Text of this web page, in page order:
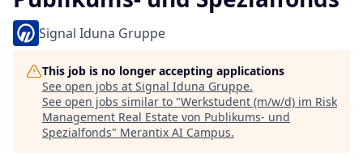
Signal Iduna Gruppe
This job is no longer accepting applications
See open jobs at Signal Iduna Gruppe.
See open jobs similar to "Werkstudent (m/w/d) im Risk
Management Real Estate von Publikums- und
Spezialfonds" Merantix AI Campus.